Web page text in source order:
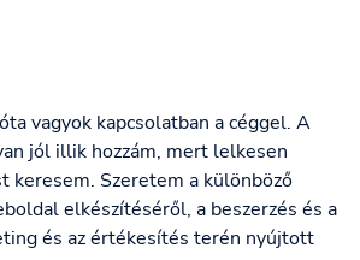
vagyok kapcsolatban a céggel. A
jól illik hozzám, mert lelkesen
keresem. Szeretem a különböző
elkészítéséről, a beszerzés és a
és az értékesítés terén nyújtott